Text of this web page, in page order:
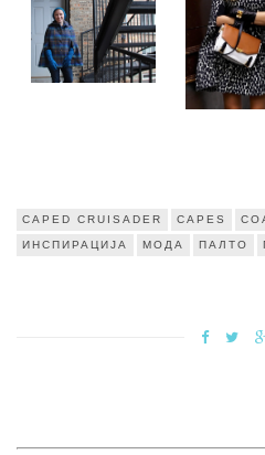
CAPED CRUISADER CAPES
ИНСПИРАЦИЈА МОДА ПАЛТО